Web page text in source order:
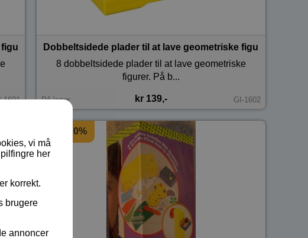
på - 5x5.
1601
Dobbeltsidede plader til at lave geometriske figurer på -
8 dobbeltsidede plader til at lave geometriske
figurer. På b...
På lager kr 139,- GI-1602
Spar 20%
vi må
her
korrekt.
brugere
annoncer